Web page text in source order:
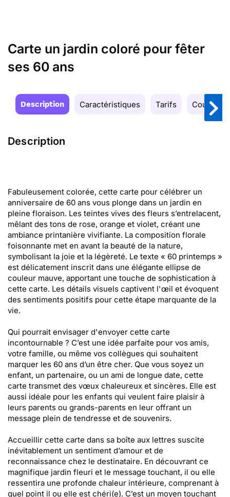
Carte un jardin coloré pour fêter
ses 60 ans
Description Caractéristiques Tarifs Couleurs
Description
Fabuleusement colorée, cette carte pour célébrer un
anniversaire de 60 ans vous plonge dans un jardin en
pleine floraison. Les teintes vives des fleurs s’entrelacent,
mêlant des tons de rose, orange et violet, créant une
ambiance printanière vivifiante. La composition florale
foisonnante met en avant la beauté de la nature,
symbolisant la joie et la légèreté. Le texte « 60 printemps »
est délicatement inscrit dans une élégante ellipse de
couleur mauve, apportant une touche de sophistication à
cette carte. Les détails visuels captivent l'œil et évoquent
des sentiments positifs pour cette étape marquante de la
vie.
Qui pourrait envisager d'envoyer cette carte
incontournable ? C’est une idée parfaite pour vos amis,
votre famille, ou même vos collègues qui souhaitent
marquer les 60 ans d’un être cher. Que vous soyez un
enfant, un partenaire, ou un ami de longue date, cette
carte transmet des vœux chaleureux et sincères. Elle est
aussi idéale pour les enfants qui veulent faire plaisir à
leurs parents ou grands-parents en leur offrant un
message plein de tendresse et de souvenirs.
Accueillir cette carte dans sa boîte aux lettres suscite
inévitablement un sentiment d’amour et de
reconnaissance chez le destinataire. En découvrant ce
magnifique jardin fleuri et le message touchant, il ou elle
ressentira une profonde chaleur intérieure, comprenant à
quel point il ou elle est chéri(e). C’est un moyen touchant